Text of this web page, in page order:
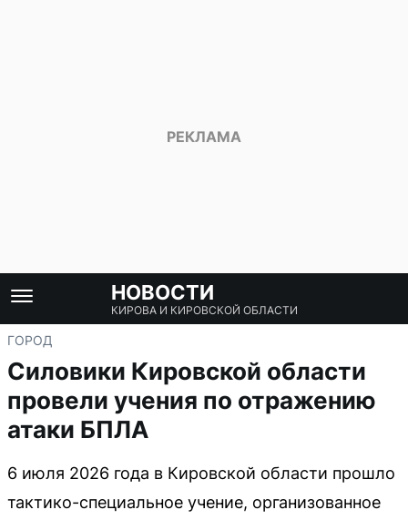
НОВОСТИ
КИРОВА И КИРОВСКОЙ ОБЛАСТИ
ГОРОД
Силовики Кировской области
провели учения по отражению
атаки БПЛА
6 июля 2026 года в Кировской области прошло
тактико-специальное учение, организованное